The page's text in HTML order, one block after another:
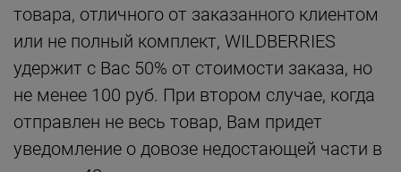
товара, отличного от заказанного клиентом
или не полный комплект, WILDBERRIES
удержит с Вас 50% от стоимости заказа, но
не менее 100 руб. При втором случае, когда
отправлен не весь товар, Вам придет
уведомление о довозе недостающей части в